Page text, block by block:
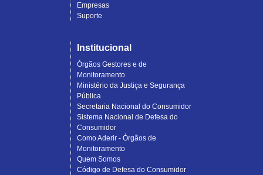
Empresas
Suporte
Institucional
Órgãos Gestores e de
Monitoramento
Ministério da Justiça e Segurança
Pública
Secretaria Nacional do Consumidor
Sistema Nacional de Defesa do
Consumidor
Como Aderir - Órgãos de
Monitoramento
Quem Somos
Código de Defesa do Consumidor